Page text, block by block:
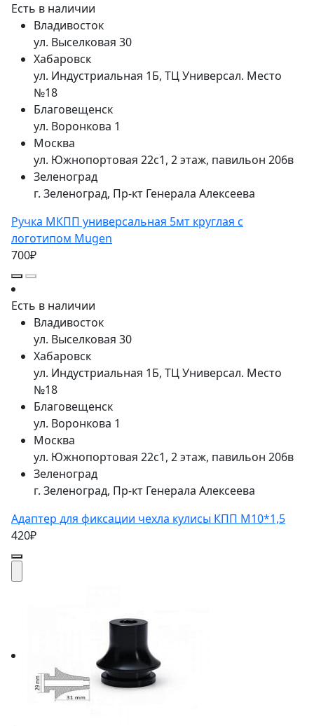
Есть в наличии
Владивосток
ул. Выселковая 30
Хабаровск
ул. Индустриальная 1Б, ТЦ Универсал. Место
№18
Благовещенск
ул. Воронкова 1
Москва
ул. Южнопортовая 22с1, 2 этаж, павильон 206в
Зеленоград
г. Зеленоград, Пр-кт Генерала Алексеева
Ручка МКПП универсальная 5мт круглая с
логотипом Mugen
700₽
Есть в наличии
Владивосток
ул. Выселковая 30
Хабаровск
ул. Индустриальная 1Б, ТЦ Универсал. Место
№18
Благовещенск
ул. Воронкова 1
Москва
ул. Южнопортовая 22с1, 2 этаж, павильон 206в
Зеленоград
г. Зеленоград, Пр-кт Генерала Алексеева
Адаптер для фиксации чехла кулисы КПП M10*1,5
420₽